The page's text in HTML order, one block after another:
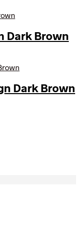
Dark Brown
Dark Brown